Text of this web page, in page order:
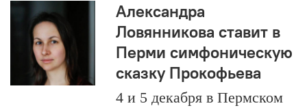
Александра
Ловянникова ставит в
Перми симфоническую
сказку Прокофьева
4 и 5 декабря в Пермском